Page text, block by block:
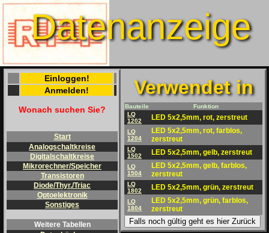
Datenanzeige
Einloggen!
Anmelden!
Wonach suchen Sie?
Start
Analogschaltkreise
Digitalschaltkreise
Mikrorechner/Speicher
Transistoren
Diode/Thyr./Triac
Optoelektronik
Sonstiges
Weitere Tabellen
Verwendet in
Bauteile
Funktion
LQ
1202
LED 5x2,5mm, rot, zerstreut
LQ
1204
LED 5x2,5mm, rot, farblos,
zerstreut
LQ
1502
LED 5x2,5mm, gelb, zerstreut
LQ
1504
LED 5x2,5mm, gelb, farblos,
zerstreut
LQ
1802
LED 5x2,5mm, grün, zerstreut
LQ
1804
LED 5x2,5mm, grün, farblos,
zerstreut
Falls noch gültig geht es hier Zurück